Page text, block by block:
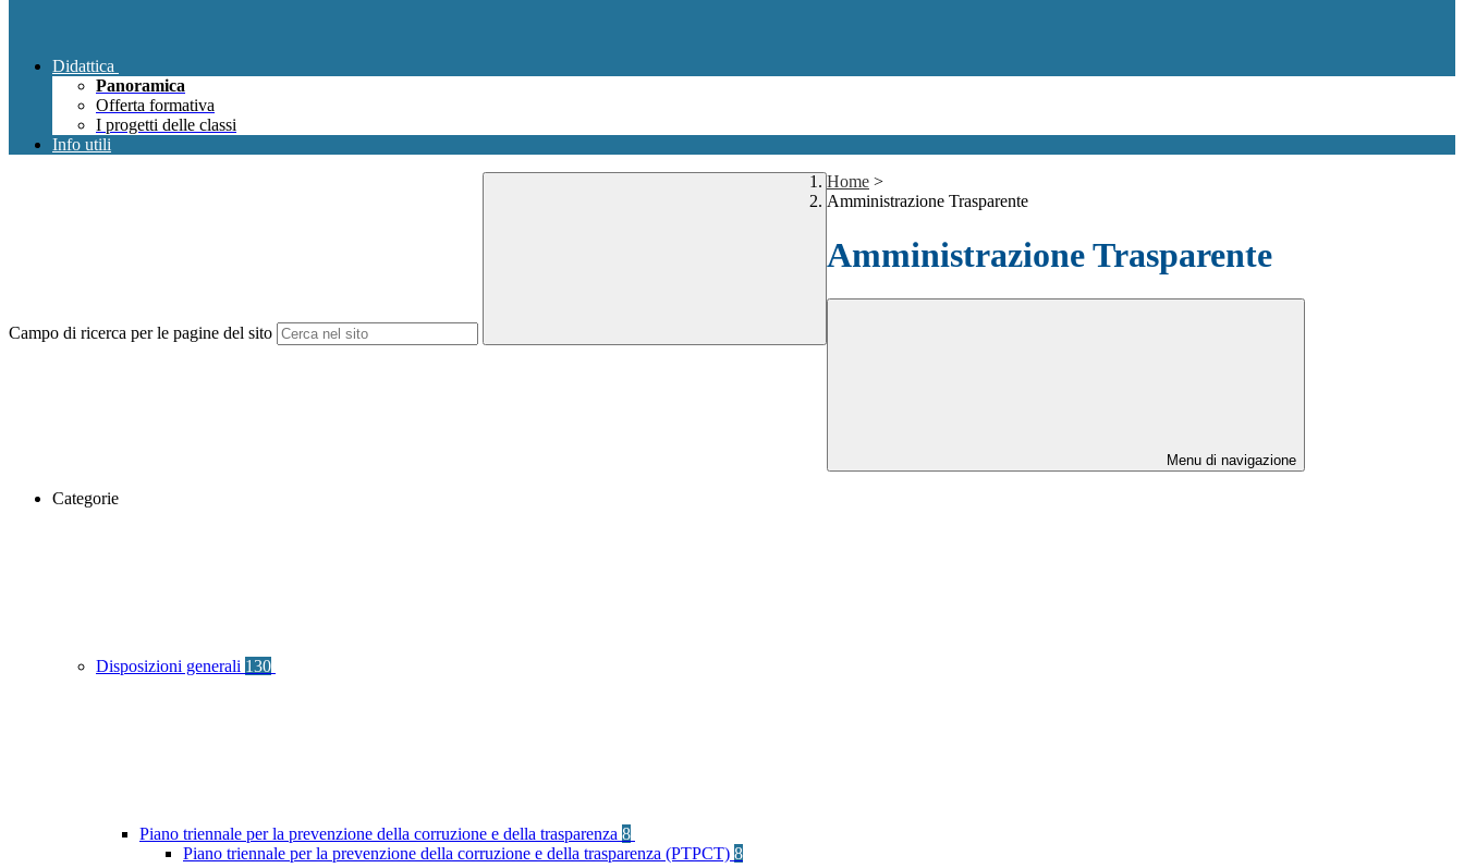
Didattica
Panoramica
Offerta formativa
I progetti delle classi
Info utili
Campo di ricerca per le pagine del sito
Home >
Amministrazione Trasparente
Amministrazione Trasparente
Menu di navigazione
Categorie
Disposizioni generali 130
Piano triennale per la prevenzione della corruzione e della trasparenza 8
Piano triennale per la prevenzione della corruzione e della trasparenza (PTPCT) 8